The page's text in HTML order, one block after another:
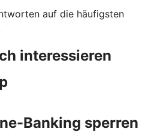
auf die häufigsten
interessieren
Banking sperren